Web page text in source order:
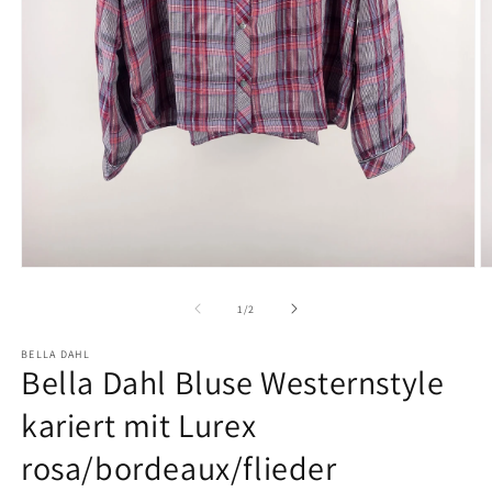
1/von
2
BELLA DAHL
Bella Dahl Bluse Westernstyle
kariert mit Lurex
rosa/bordeaux/flieder